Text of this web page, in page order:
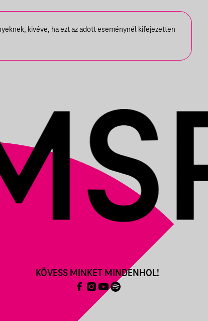
kivéve, ha ezt az adott eseménynél kifejezetten
KÖVESS MINKET MINDENHOL!